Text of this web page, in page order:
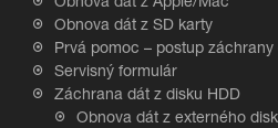
Obnova dát z Apple/Mac
Obnova dát z SD karty
Prvá pomoc – postup záchrany
Servisný formulár
Záchrana dát z disku HDD
Obnova dát z externého